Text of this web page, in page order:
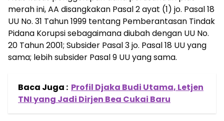
merah ini, AA disangkakan Pasal 2 ayat (1) jo. Pasal 18
UU No. 31 Tahun 1999 tentang Pemberantasan Tindak
Pidana Korupsi sebagaimana diubah dengan UU No.
20 Tahun 2001; Subsider Pasal 3 jo. Pasal 18 UU yang
sama; lebih subsider Pasal 9 UU yang sama.
Baca Juga : Profil Djaka Budi Utama, Letjen
TNI yang Jadi Dirjen Bea Cukai Baru